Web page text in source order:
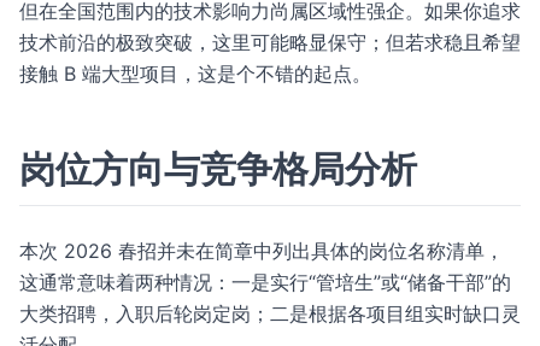
但在全国范围内的技术影响力尚属区域性强企。如果你追求
技术前沿的极致突破，这里可能略显保守；但若求稳且希望
接触 B 端大型项目，这是个不错的起点。
岗位方向与竞争格局分析
本次 2026 春招并未在简章中列出具体的岗位名称清单，
这通常意味着两种情况：一是实行“管培生”或“储备干部”的
大类招聘，入职后轮岗定岗；二是根据各项目组实时缺口灵